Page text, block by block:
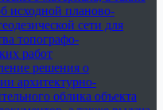
исходной планово-
сети для
топографо-
работ
решения о
архитектурно-
облика объекта